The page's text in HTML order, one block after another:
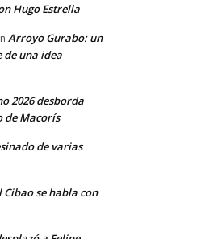
Hugo Estrella
Arroyo Gurabo: un
de una idea
2026 desborda
de Macorís
de varias
se habla con